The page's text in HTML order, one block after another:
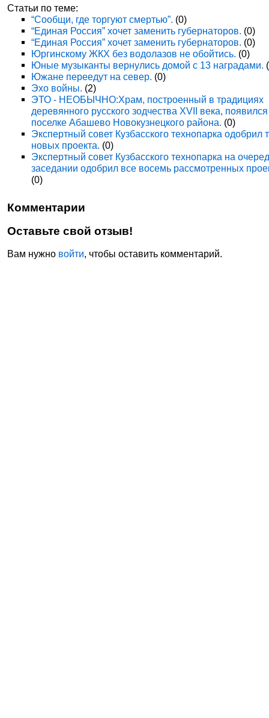
Статьи по теме:
“Сообщи, где торгуют смертью”. (0)
“Единая Россия” хочет заменить губернаторов. (0)
“Единая Россия” хочет заменить губернаторов. (0)
Юргинскому ЖКХ без водолазов не обойтись. (0)
Юные музыканты вернулись домой с 13 наградами.
Южане переедут на север. (0)
Эхо войны. (2)
ЭТО - НЕОБЫЧНО:Храм, построенный в традициях
деревянного русского зодчества XVII века,
поселке Абашево Новокузнецкого района. (0)
Экспертный совет Кузбасского технопарка одобрил
новых проекта. (0)
Экспертный совет Кузбасского технопарка на
заседании одобрил все восемь рассмотренных
(0)
Комментарии
Оставьте свой отзыв!
Вам нужно войти, чтобы оставить комментарий.